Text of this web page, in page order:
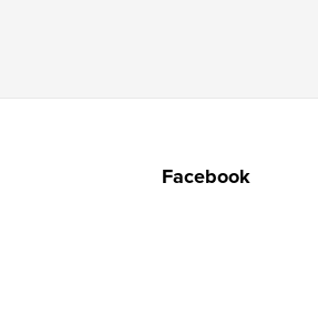
Facebook